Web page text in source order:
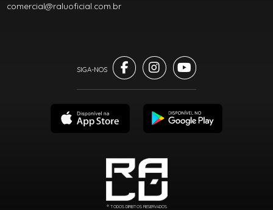
comercial@raluoficial.com.br
® TODOS DIREITOS RESERVADOS